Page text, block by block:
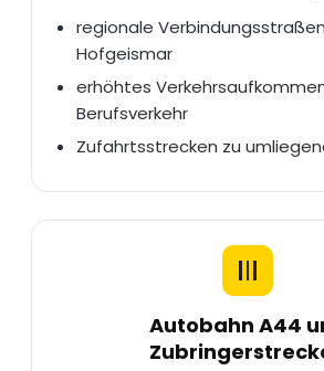
regionale
Hofgeismar
erhöhtes
Berufsverkehr
Zufahrtsstrecken zu
Autobahn A44